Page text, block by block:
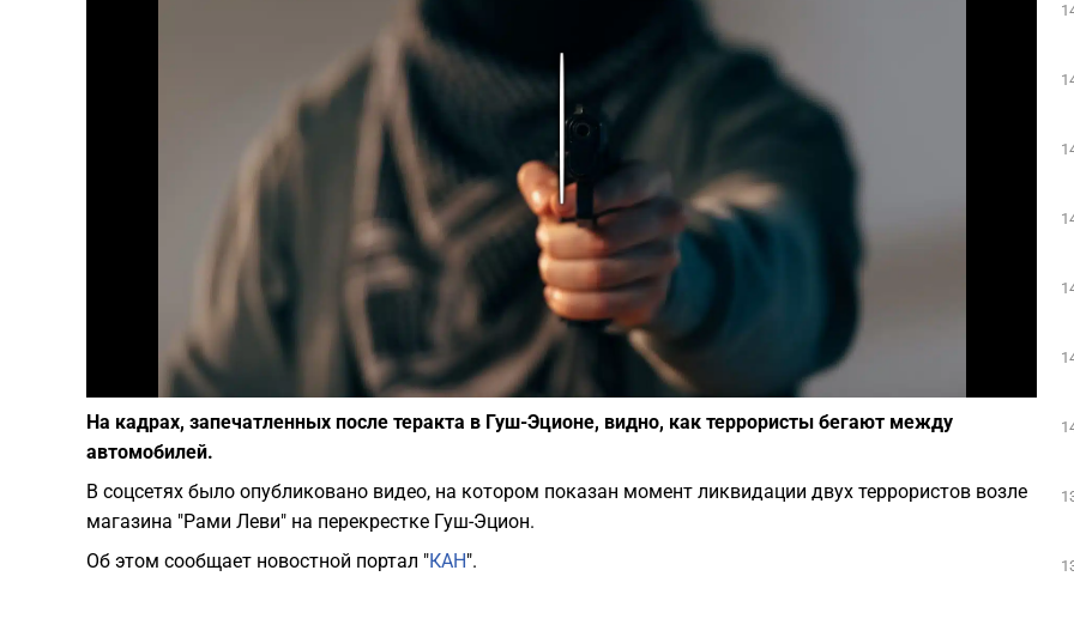
Play
Фото: depositphotos.com
На кадрах, запечатленных после теракта в Гуш-Эционе, видно, как террористы бегают между
автомобилей.
В соцсетях было опубликовано видео, на котором показан момент ликвидации двух террористов возле
магазина "Рами Леви" на перекрестке Гуш-Эцион.
Об этом сообщает новостной портал "КАН".